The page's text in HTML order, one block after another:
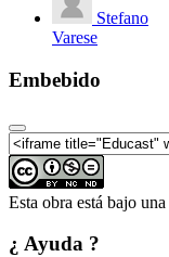
Stefano
Varese
Embebido
Esta obra está bajo una
¿ Ayuda ?